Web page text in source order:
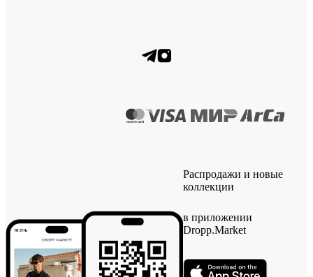
Распродажи и новые
коллекции
в приложении
Dropp.Market